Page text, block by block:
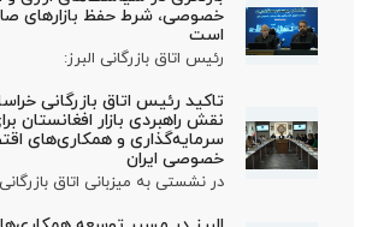
خصوصی، شرط حفظ بازارهای
است
رئیس اتاق بازرگانی البرز:
تاکید رئیس اتاق بازرگانی
نقش راهبردی بازار افغانستان
سرمایه‌گذاری و همکاری‌های
خصوصی ایران
در نشستی به میزبانی اتاق